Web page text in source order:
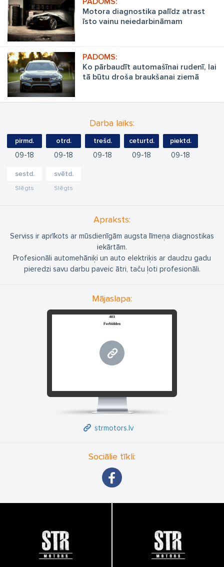
Motora diagnostika palīdz atrast
īsto vainu neiedarbināmam
Ko pārbaudīt automašīnai rudenī, lai
tā būtu droša braukšanai ziemā
Darba laiks:
pirmd.
09 18
otrd.
09 18
trešd.
09 18
ceturtd.
09 18
piektd.
09 18
sestd.
Slēgts
svētd.
Slēgts
Apraksts:
Serviss ir aprīkots ar mūsdienīgām augsta līmeņa diagnostikas
iekārtām.
Profesionāli automehāniķi un auto elektriķis ar daudzu gadu
pieredzi savu darbu paveic ātri, taču ļoti profesionāli.
Mājaslapa:
strmotors.lv
Sociālie tīkli: